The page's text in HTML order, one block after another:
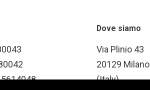
Dove siamo
Via Plinio 43
20129 Milano
(Italy)